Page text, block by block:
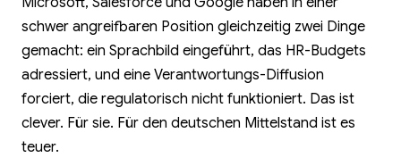
schwer angreifbaren Position gleichzeitig zwei Dinge
gemacht: ein Sprachbild eingeführt, das HR-Budgets
adressiert, und eine Verantwortungs-Diffusion
forciert, die regulatorisch nicht funktioniert. Das ist
clever. Für sie. Für den deutschen Mittelstand ist es
teuer.